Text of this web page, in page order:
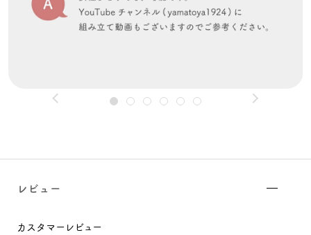
レビュー
カスタマーレビュー